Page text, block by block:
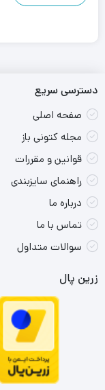
دسترسی سریع
صفحه اصلی
مجله کتونی باز
قوانین و مقررات
راهنمای سایزبندی
درباره ما
تماس با ما
سوالات متداول
زرین پال